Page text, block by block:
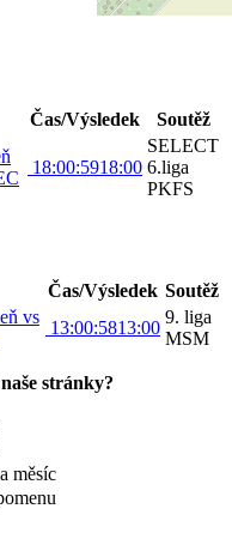
Čas/Výsledek
Soutěž
18:00:5918:00
SELECT
6.liga
PKFS
Čas/Výsledek Soutěž
vs
13:00:5813:00
9. liga
MSM
stránky?
měsíc